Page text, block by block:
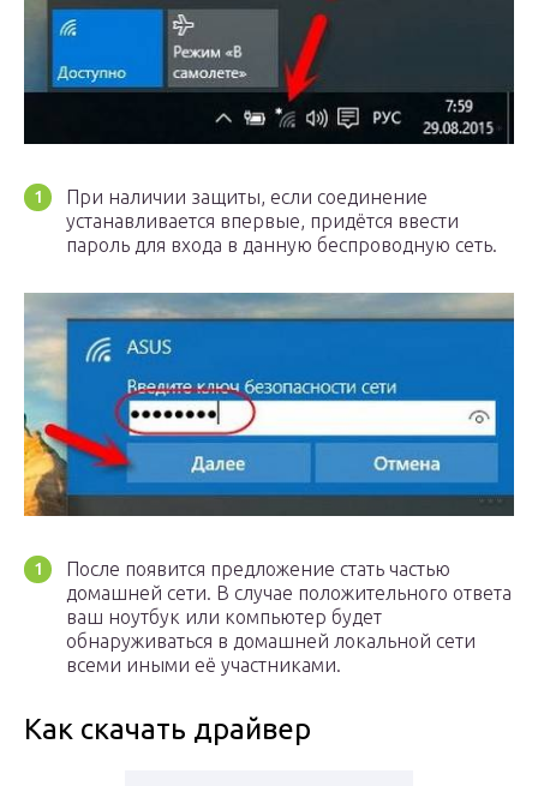
При наличии защиты, если соединение
устанавливается впервые, придётся ввести
пароль для входа в данную беспроводную сеть.
После появится предложение стать частью
домашней сети. В случае положительного ответа
ваш ноутбук или компьютер будет
обнаруживаться в домашней локальной сети
всеми иными её участниками.
Как скачать драйвер